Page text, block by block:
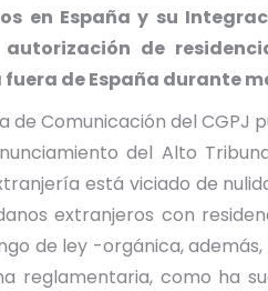
en España y su
de
de España durante
de Comunicación del CGPJ
del Alto
está viciado de
extranjeros con
de ley -orgánica,
reglamentaria, como ha